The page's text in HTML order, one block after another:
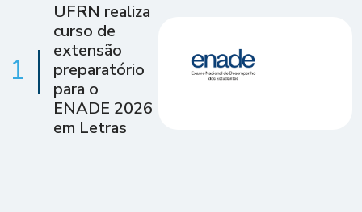
1
UFRN realiza
curso de
extensão
preparatório
para o
ENADE 2026
em Letras